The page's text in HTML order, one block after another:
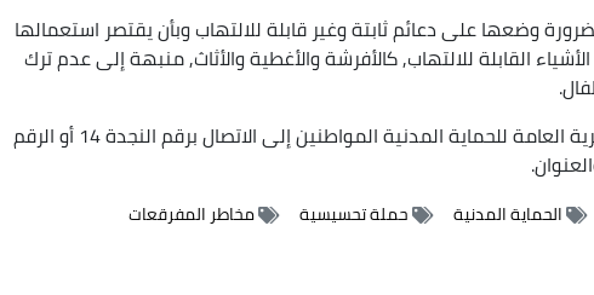
وضعها على دعائم ثابتة وغير قابلة للالتهاب وبأن يقتصر استعمالها
القابلة للالتهاب, كالأفرشة والأغطية والأثاث, منبهة إلى عدم ترك
وفي حالة حدوث أي طارئ, تدعو المديرية العامة للحماية المدنية المواطنين إلى الاتصال برقم النجدة 14 أو الرقم
الحماية المدنية حملة تحسيسية مخاطر المفرقعات